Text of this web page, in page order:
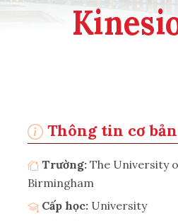
Thông tin cơ bản
Trường: The University
Birmingham
Cấp học: University